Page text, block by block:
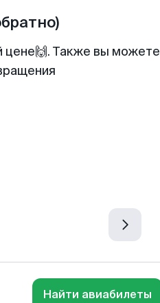
цене🙌. Также вы можете
Найти авиабилеты